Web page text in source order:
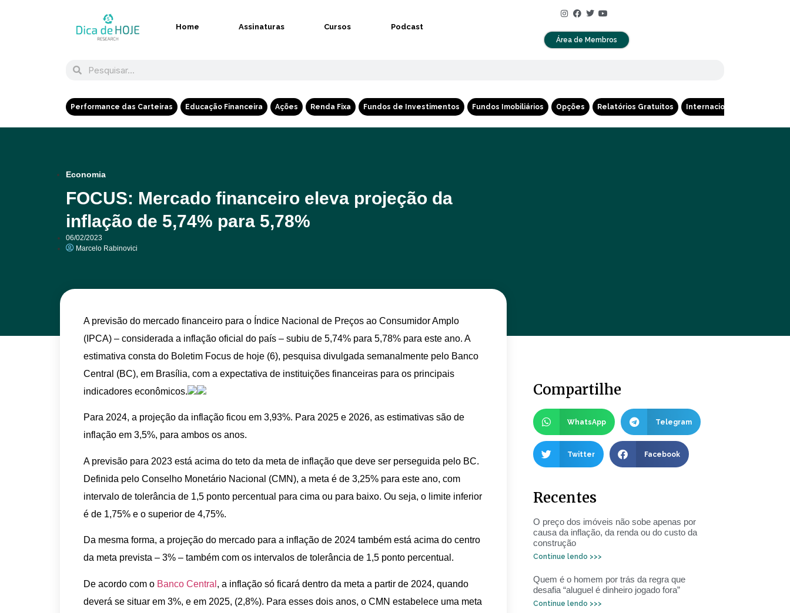
Home Assinaturas Cursos Podcast
Área de Membros
Performance das Carteiras Educação Financeira Ações Renda Fixa Fundos de Investimentos Fundos Imobiliários Opções Relatórios Gratuitos Internacional
Economia
FOCUS: Mercado financeiro eleva projeção da
inflação de 5,74% para 5,78%
06/02/2023
Marcelo Rabinovici
A previsão do mercado financeiro para o Índice Nacional de Preços ao Consumidor Amplo
(IPCA) – considerada a inflação oficial do país – subiu de 5,74% para 5,78% para este ano. A
estimativa consta do Boletim Focus de hoje (6), pesquisa divulgada semanalmente pelo Banco
Central (BC), em Brasília, com a expectativa de instituições financeiras para os principais
indicadores econômicos.
Para 2024, a projeção da inflação ficou em 3,93%. Para 2025 e 2026, as estimativas são de
inflação em 3,5%, para ambos os anos.
A previsão para 2023 está acima do teto da meta de inflação que deve ser perseguida pelo BC.
Definida pelo Conselho Monetário Nacional (CMN), a meta é de 3,25% para este ano, com
intervalo de tolerância de 1,5 ponto percentual para cima ou para baixo. Ou seja, o limite inferior
é de 1,75% e o superior de 4,75%.
Da mesma forma, a projeção do mercado para a inflação de 2024 também está acima do centro
da meta prevista – 3% – também com os intervalos de tolerância de 1,5 ponto percentual.
De acordo com o Banco Central , a inflação só ficará dentro da meta a partir de 2024, quando
deverá se situar em 3%, e em 2025, (2,8%). Para esses dois anos, o CMN estabelece uma meta
Compartilhe
WhatsApp Telegram
Twitter Facebook
Recentes
O preço dos imóveis não sobe apenas por
causa da inflação, da renda ou do custo da
construção
Continue lendo >>>
Quem é o homem por trás da regra que
desafia “aluguel é dinheiro jogado fora”
Continue lendo >>>